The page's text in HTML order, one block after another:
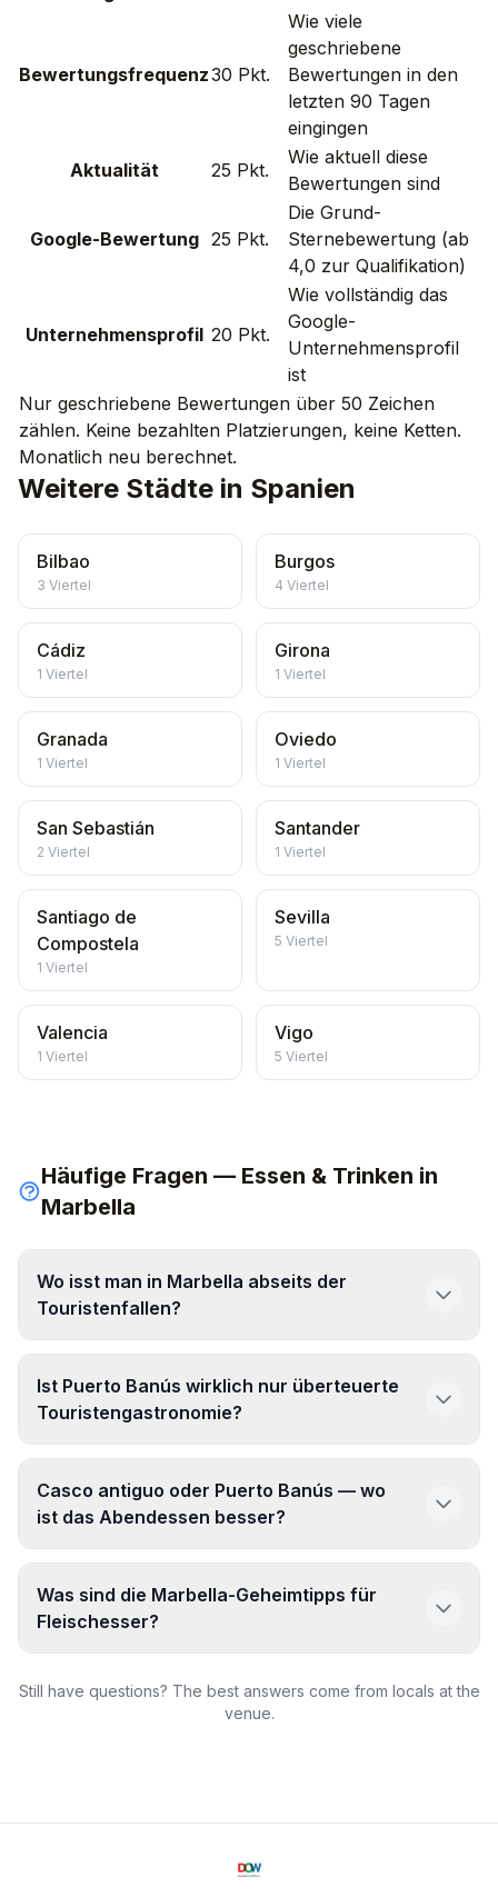
Bewertungsfrequenz30 Pkt.
Wie viele
geschriebene
Bewertungen in den
letzten 90 Tagen
eingingen
Aktualität
25 Pkt.
Wie aktuell diese
Bewertungen sind
Google-Bewertung 25 Pkt.
Die Grund-
Sternebewertung (ab
4,0 zur Qualifikation)
Unternehmensprofil 20 Pkt.
Wie vollständig das
Google-
Unternehmensprofil
ist
Nur geschriebene Bewertungen über 50 Zeichen
zählen. Keine bezahlten Platzierungen, keine Ketten.
Monatlich neu berechnet.
Weitere Städte in Spanien
Bilbao
3 Viertel
Burgos
4 Viertel
Cádiz
1 Viertel
Girona
1 Viertel
Granada
1 Viertel
Oviedo
1 Viertel
San Sebastián
2 Viertel
Santander
1 Viertel
Santiago de
Compostela
1 Viertel
Sevilla
5 Viertel
Valencia
1 Viertel
Vigo
5 Viertel
Häufige Fragen — Essen & Trinken in
Marbella
Wo isst man in Marbella abseits der
Touristenfallen?
Ist Puerto Banús wirklich nur überteuerte
Touristengastronomie?
Casco antiguo oder Puerto Banús — wo
ist das Abendessen besser?
Was sind die Marbella-Geheimtipps für
Fleischesser?
Still have questions? The best answers come from locals at the
venue.